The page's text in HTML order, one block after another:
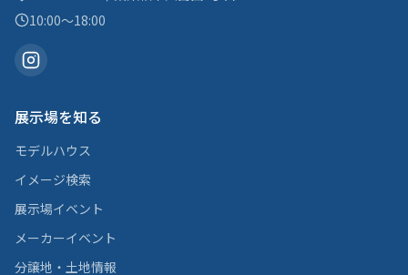
10:00〜18:00
展示場を知る
モデルハウス
イメージ検索
展示場イベント
メーカーイベント
分譲地・土地情報